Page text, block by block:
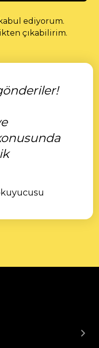
ediyorum.
çıkabilirim.